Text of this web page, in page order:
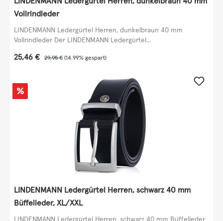
Vollrindleder
LINDENMANN Ledergürtel Herren, dunkelbraun 40 mm
Vollrindleder Der LINDENMANN Ledergürtel...
Verkaufspreis:
25,46 € Regulärer Preis:
29,95 € (14.99% gespart)
Rabatt
%
LINDENMANN Ledergürtel Herren, schwarz 40 mm
Büffelleder, XL/XXL
LINDENMANN Ledergürtel Herren, schwarz 40 mm Büffelleder,